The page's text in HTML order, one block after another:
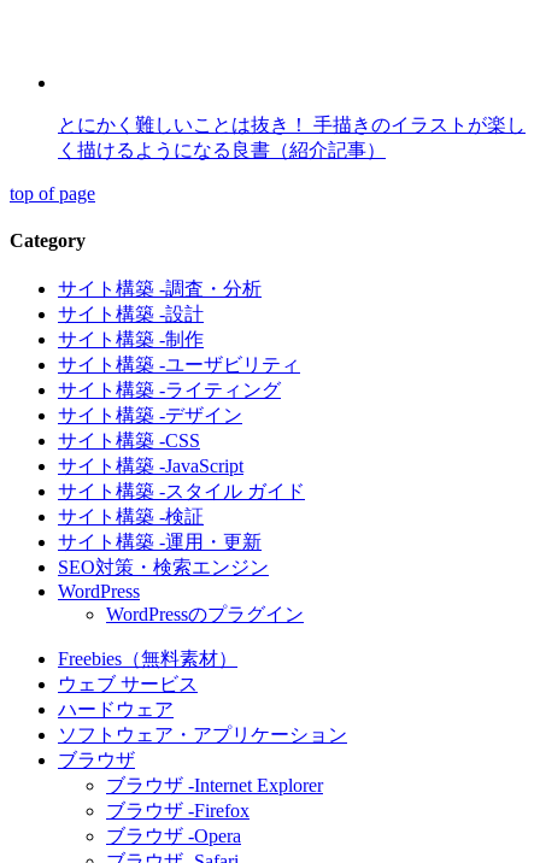
とにかく難しいことは抜き！ 手描きのイラストが楽し
く描けるようになる良書（紹介記事）
top of page
Category
サイト構築 -調査・分析
サイト構築 -設計
サイト構築 -制作
サイト構築 -ユーザビリティ
サイト構築 -ライティング
サイト構築 -デザイン
サイト構築 -CSS
サイト構築 -JavaScript
サイト構築 -スタイル ガイド
サイト構築 -検証
サイト構築 -運用・更新
SEO対策・検索エンジン
WordPress
WordPressのプラグイン
Freebies（無料素材）
ウェブ サービス
ハードウェア
ソフトウェア・アプリケーション
ブラウザ
ブラウザ -Internet Explorer
ブラウザ -Firefox
ブラウザ -Opera